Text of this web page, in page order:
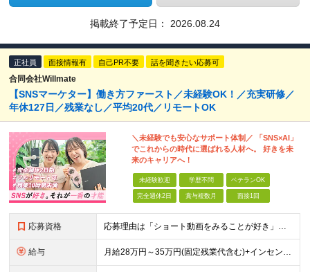
掲載終了予定日： 2026.08.24
正社員 面接情報有 自己PR不要 話を聞きたい応募可
合同会社Willmate
【SNSマーケター】働き方ファースト／未経験OK！／充実研修／
年休127日／残業なし／平均20代／リモートOK
＼未経験でも安心なサポート体制／ 「SNS×AI」
でこれからの時代に選ばれる人材へ。 好きを未
来のキャリアへ！
未経験歓迎 学歴不問 ベテランOK
完全週休2日 賞与複数月 面接1回
応募資格 応募理由は「ショート動画をみることが好き」でOK！ #学歴不問 #未経験OK ★1つでも当てはまれば、マッチング率高め★ □ SNSや動画制作に興味がある方 □ アイデアを考えることが好きな方 □
給与 月給28万円～35万円(固定残業代含む)+インセンティブ＋各種手当 ※経験・能力等を考慮の上、決定します。 ※残業はほとんどありませんが、発生した場合は時間外手当を100％支給します。 【固定残業